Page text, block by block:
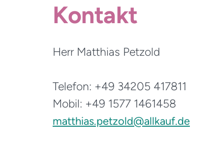
Kontakt
Herr Matthias Petzold
Telefon: +49 34205 417811
Mobil: +49 1577 1461458
matthias.petzold@allkauf.de